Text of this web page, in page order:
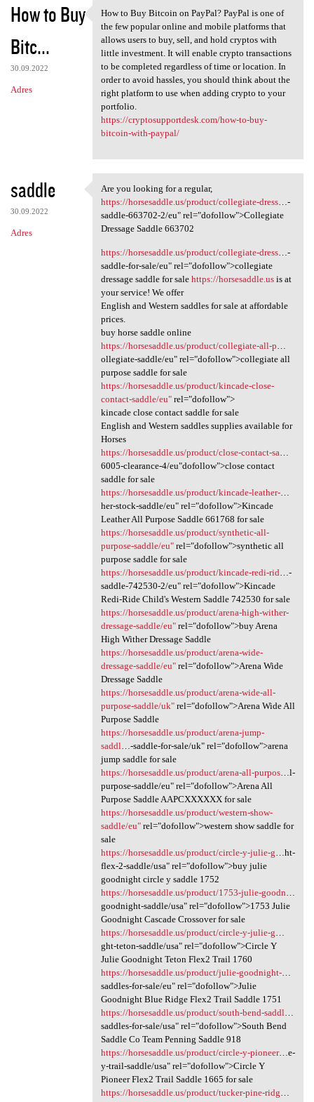
How to Buy
Bitc...
30.09.2022
Adres
How to Buy Bitcoin on PayPal?
How to Buy Bitcoin on PayPal? PayPal is one of
the few popular online and mobile platforms that
allows users to buy, sell, and hold cryptos with
little investment. It will enable crypto transactions
to be completed regardless of time or location. In
order to avoid hassles, you should think about the
right platform to use when adding crypto to your
portfolio.
https://cryptosupportdesk.com/how-to-buy-
bitcoin-with-paypal/
saddle
30.09.2022
Adres
Are you looking for a regular
Are you looking for a regular,
https://horsesaddle.us/product/collegiate-dress…-
saddle-663702-2/eu" rel="dofollow">Collegiate
Dressage Saddle 663702
https://horsesaddle.us/product/collegiate-dress…-
saddle-for-sale/eu" rel="dofollow">collegiate
dressage saddle for sale https://horsesaddle.usis at
your service! We offer
English and Western saddles for sale at affordable
prices.
buy horse saddle online
https://horsesaddle.us/product/collegiate-all-p…
ollegiate-saddle/eu" rel="dofollow">collegiate all
purpose saddle for sale
https://horsesaddle.us/product/kincade-close-
contact-saddle/eu"rel="dofollow">
kincade close contact saddle for sale
English and Western saddles supplies available for
Horses
https://horsesaddle.us/product/close-contact-sa…
6005-clearance-4/eu"dofollow">close contact
saddle for sale
https://horsesaddle.us/product/kincade-leather-…
her-stock-saddle/eu" rel="dofollow">Kincade
Leather All Purpose Saddle 661768 for sale
https://horsesaddle.us/product/synthetic-all-
purpose-saddle/eu"rel="dofollow">synthetic all
purpose saddle for sale
https://horsesaddle.us/product/kincade-redi-rid…-
saddle-742530-2/eu" rel="dofollow">Kincade
Redi-Ride Child's Western Saddle 742530 for sale
https://horsesaddle.us/product/arena-high-wither-
dressage-saddle/eu"rel="dofollow">buy Arena
High Wither Dressage Saddle
https://horsesaddle.us/product/arena-wide-
dressage-saddle/eu"rel="dofollow">Arena Wide
Dressage Saddle
https://horsesaddle.us/product/arena-wide-all-
purpose-saddle/uk"rel="dofollow">Arena Wide All
Purpose Saddle
https://horsesaddle.us/product/arena-jump-
saddl…-saddle-for-sale/uk" rel="dofollow">arena
jump saddle for sale
https://horsesaddle.us/product/arena-all-purpos…l-
purpose-saddle/eu" rel="dofollow">Arena All
Purpose Saddle AAPCXXXXXX for sale
https://horsesaddle.us/product/western-show-
saddle/eu"rel="dofollow">western show saddle for
sale
https://horsesaddle.us/product/circle-y-julie-g…ht-
flex-2-saddle/usa" rel="dofollow">buy julie
goodnight circle y saddle 1752
https://horsesaddle.us/product/1753-julie-goodn…
goodnight-saddle/usa" rel="dofollow">1753 Julie
Goodnight Cascade Crossover for sale
https://horsesaddle.us/product/circle-y-julie-g…
ght-teton-saddle/usa" rel="dofollow">Circle Y
Julie Goodnight Teton Flex2 Trail 1760
https://horsesaddle.us/product/julie-goodnight-…
saddles-for-sale/eu" rel="dofollow">Julie
Goodnight Blue Ridge Flex2 Trail Saddle 1751
https://horsesaddle.us/product/south-bend-saddl…
saddles-for-sale/usa" rel="dofollow">South Bend
Saddle Co Team Penning Saddle 918
https://horsesaddle.us/product/circle-y-pioneer…e-
y-trail-saddle/usa" rel="dofollow">Circle Y
Pioneer Flex2 Trail Saddle 1665 for sale
https://horsesaddle.us/product/tucker-pine-ridg…